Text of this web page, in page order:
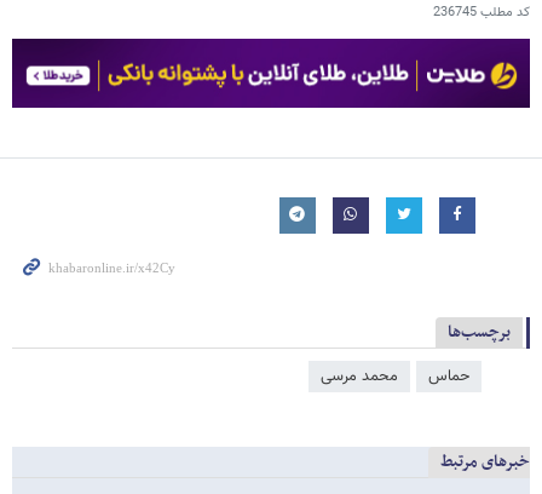
کد مطلب236745
برچسب‌ها
حماس محمد مرسی
خبرهای مرتبط